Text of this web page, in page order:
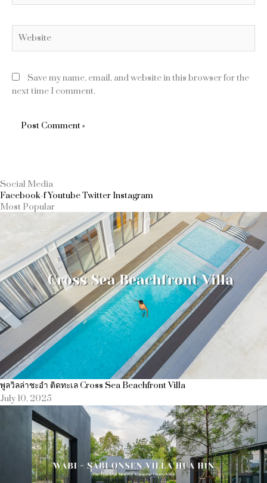
Save my name, email, and website in this browser for the
next time I comment.
Social Media
Facebook-fYoutubeTwitter Instagram
Most Popular
พูลวิลล่าชะอำ ติดทะเล Cross Sea Beachfront Villa
July 10, 2025